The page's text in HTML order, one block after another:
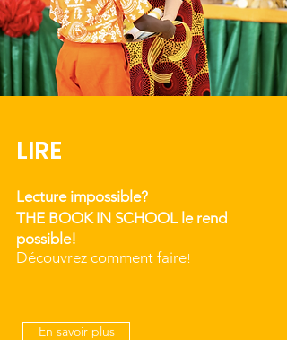
LIRE
Lecture impossible?
THE BOOK IN SCHOOL le rend
possible!
​Découvrez comment faire​!
En savoir plus